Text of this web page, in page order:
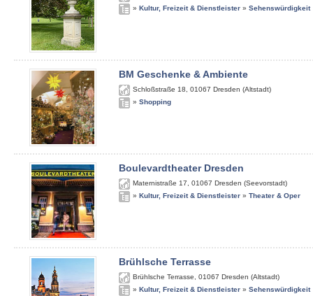
» Kultur, Freizeit & Dienstleister » Sehenswürdigkeit
BM Geschenke & Ambiente
Schloßstraße 18 01067 Dresden (Altstadt)
» Shopping
Boulevardtheater Dresden
Maternistraße 17 01067 Dresden (Seevorstadt)
» Kultur, Freizeit & Dienstleister » Theater & Oper
Brühlsche Terrasse
Brühlsche Terrasse 01067 Dresden (Altstadt)
» Kultur, Freizeit & Dienstleister » Sehenswürdigkeit